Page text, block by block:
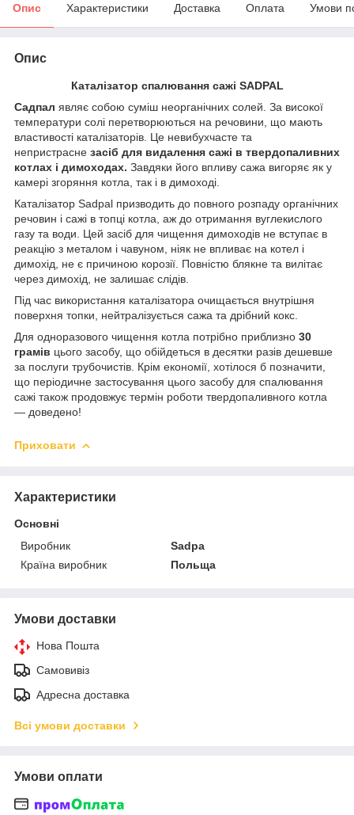
Опис Характеристики Доставка Оплата Умови
Опис
Каталізатор спалювання сажі SADPAL
Садпал являє собою суміш неорганічних солей. За високої
температури солі перетворюються на речовини, що мають
властивості каталізаторів. Це невибухчасте та
непристрасне засіб для видалення сажі в твердопаливних
котлах і димоходах. Завдяки його впливу сажа вигоряє як у
камері згоряння котла, так і в димоході.
Каталізатор Sadpal призводить до повного розпаду органічних
речовин і сажі в топці котла, аж до отримання вуглекислого
газу та води. Цей засіб для чищення димоходів не вступає в
реакцію з металом і чавуном, ніяк не впливає на котел і
димохід, не є причиною корозії. Повністю блякне та вилітає
через димохід, не залишає слідів.
Під час використання каталізатора очищається внутрішня
поверхня топки, нейтралізується сажа та дрібний кокс.
Для одноразового чищення котла потрібно приблизно 30
грамів цього засобу, що обійдеться в десятки разів дешевше
за послуги трубочистів. Крім економії, хотілося б позначити,
що періодичне застосування цього засобу для спалювання
сажі також продовжує термін роботи твердопаливного котла
— доведено!
Приховати
Характеристики
Основні
Виробник
Sadpa
Країна виробник
Польща
Умови доставки
Нова Пошта
Самовивіз
Адресна доставка
Всі умови доставки
Умови оплати